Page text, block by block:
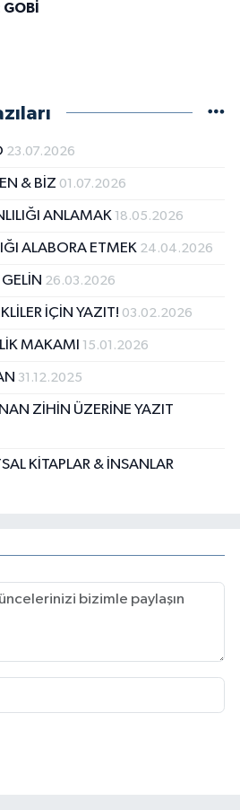
23.07.2026
& BİZ 01.07.2026
ANLAMAK 18.05.2026
ALABORA ETMEK 24.04.2026
26.03.2026
İÇİN YAZIT! 03.02.2026
MAKAMI 15.01.2026
31.12.2025
ZİHİN ÜZERİNE YAZIT
KİTAPLAR & İNSANLAR